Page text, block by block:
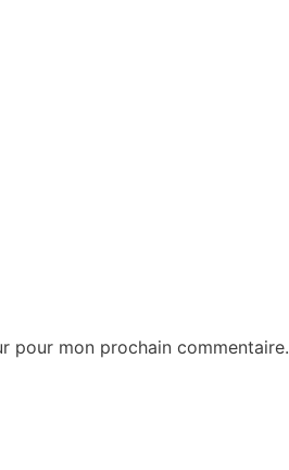
pour mon prochain commentaire.